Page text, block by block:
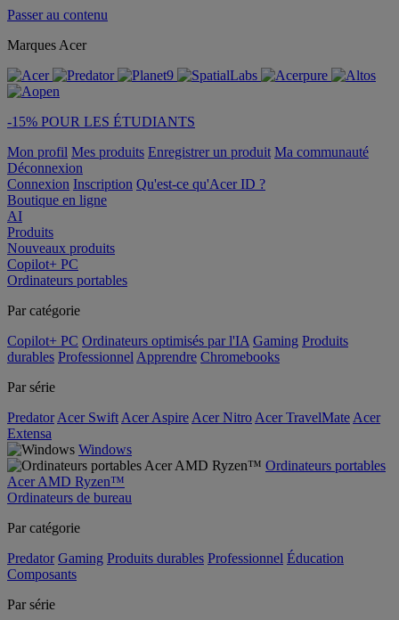
Passer au contenu
Marques Acer
-15% POUR LES ÉTUDIANTS
Mon profil Mes produits Enregistrer un produit Ma communauté
Déconnexion
Connexion Inscription Qu'est-ce qu'Acer ID ?
Boutique en ligne
AI
Produits
Nouveaux produits
Copilot+ PC
Ordinateurs portables
Par catégorie
Copilot+ PC Ordinateurs optimisés par l'IA Gaming Produits
durables Professionnel Apprendre Chromebooks
Par série
Predator Acer Swift Acer Aspire Acer Nitro Acer TravelMate Acer
Extensa
Windows
Ordinateurs portables
Acer AMD Ryzen™
Ordinateurs de bureau
Par catégorie
Predator Gaming Produits durables Professionnel Éducation
Composants
Par série